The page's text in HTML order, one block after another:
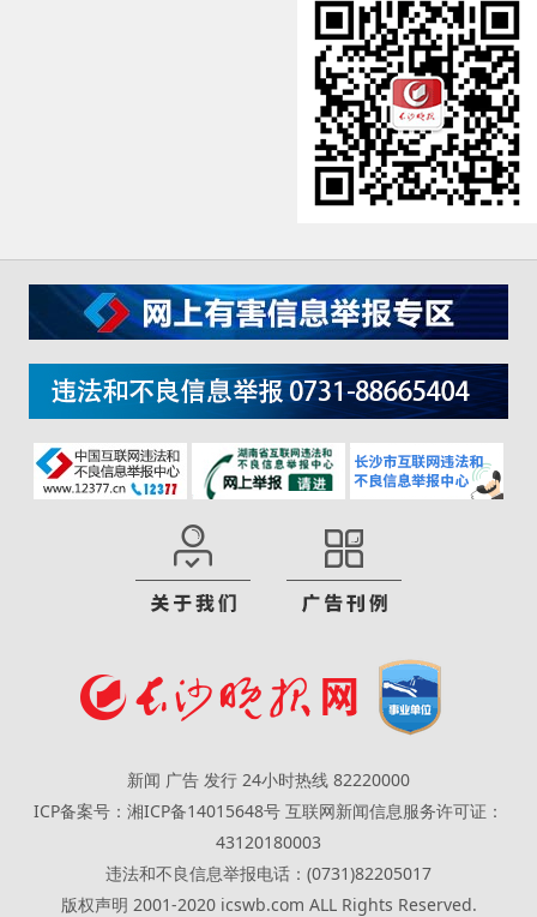
新闻 广告 发行 24小时热线 82220000
ICP备案号：湘ICP备14015648号 互联网新闻信息服务许可证：
43120180003
违法和不良信息举报电话：(0731)82205017
版权声明 2001-2020 icswb.com ALL Rights Reserved.